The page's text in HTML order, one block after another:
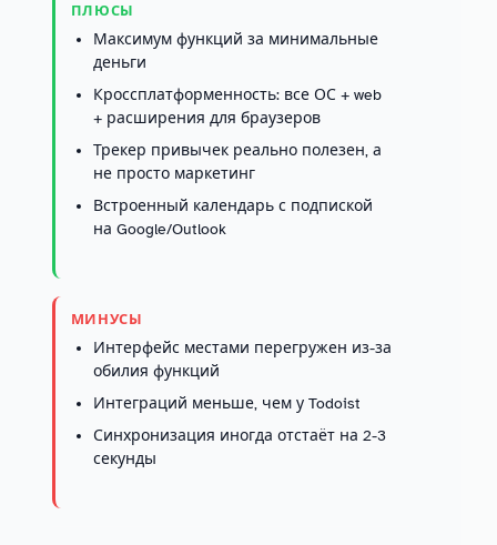
ПЛЮСЫ
Максимум функций за минимальные
деньги
Кроссплатформенность: все ОС + web
+ расширения для браузеров
Трекер привычек реально полезен, а
не просто маркетинг
Встроенный календарь с подпиской
на Google/Outlook
МИНУСЫ
Интерфейс местами перегружен из-за
обилия функций
Интеграций меньше, чем у Todoist
Синхронизация иногда отстаёт на 2-3
секунды